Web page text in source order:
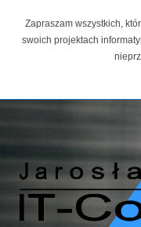
Zapraszam wszystkich,
swoich projektach